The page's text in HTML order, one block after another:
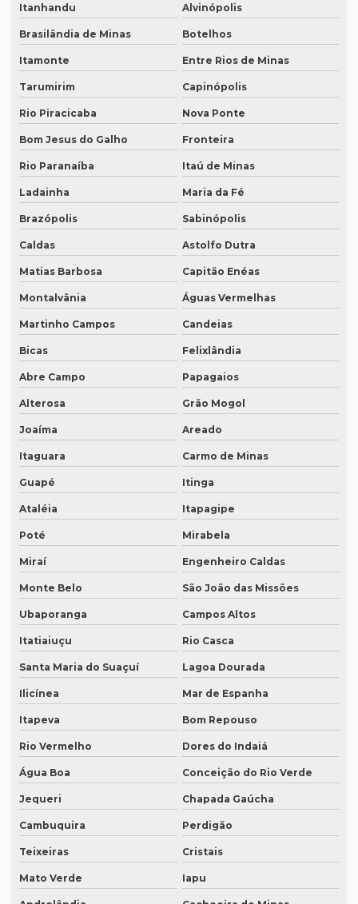
Legendagem em inglês
Legendagem em português
Legendagem profissional
Legendagem rio de janeiro
Legendagem de vídeos
Locação de equipamentos para tradução simultânea
Locação sistema infravermelho para tradução simultânea
Localização de software
Melhor empresa de tradução em df
Melhor empresa de transcrição de áudio whatsapp
Melhor tradução simultânea
O que é degravação de áudio
O que significa tradução juramentada
O que significa tradução juramentada em inglês
O que é tradução juramentada
O que é tradução juramentada de um documento
O que é tradução simultânea
O que é tradução técnica
O que é um tradutor técnico?
Onde encontrar um tradutor juramentado?
Onde fazer tradução de artigos em inglês
Onde fazer tradução em bh
Onde fazer tradução em curitiba
Onde fazer tradução em fortaleza
Onde fazer tradução de inglês jurídico
Onde fazer tradução juramentada em brasília
Onde fazer tradução juramentada no rio de janeiro
Onde fazer tradução juramentada no rj
Itanhandu Alvinópolis
Brasilândia de Minas Botelhos
Itamonte Entre Rios de Minas
Tarumirim Capinópolis
Rio Piracicaba Nova Ponte
Bom Jesus do Galho Fronteira
Rio Paranaíba Itaú de Minas
Ladainha Maria da Fé
Brazópolis Sabinópolis
Caldas Astolfo Dutra
Matias Barbosa Capitão Enéas
Montalvânia Águas Vermelhas
Martinho Campos Candeias
Bicas Felixlândia
Abre Campo Papagaios
Alterosa Grão Mogol
Joaíma Areado
Itaguara Carmo de Minas
Guapé Itinga
Ataléia Itapagipe
Poté Mirabela
Miraí Engenheiro Caldas
Monte Belo São João das Missões
Ubaporanga Campos Altos
Itatiaiuçu Rio Casca
Santa Maria do Suaçuí Lagoa Dourada
Ilicínea Mar de Espanha
Itapeva Bom Repouso
Rio Vermelho Dores do Indaiá
Água Boa Conceição do Rio Verde
Jequeri Chapada Gaúcha
Cambuquira Perdigão
Teixeiras Cristais
Mato Verde Iapu